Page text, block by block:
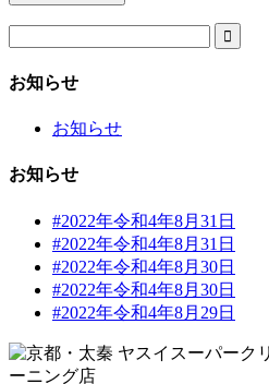

お知らせ
お知らせ
お知らせ
#2022年令和4年8月31日
#2022年令和4年8月31日
#2022年令和4年8月30日
#2022年令和4年8月30日
#2022年令和4年8月29日